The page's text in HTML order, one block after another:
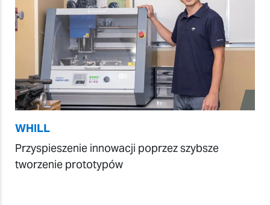
WHILL
Przyspieszenie innowacji poprzez szybsze
tworzenie prototypów